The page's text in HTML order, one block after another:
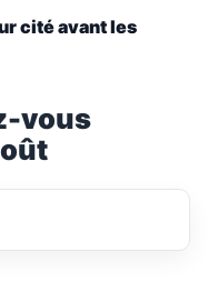
cité avant les
vous